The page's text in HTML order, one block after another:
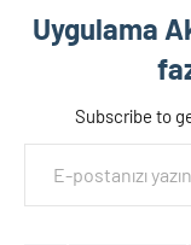
Uygulama
Subscribe to
E-postanızı yazın…